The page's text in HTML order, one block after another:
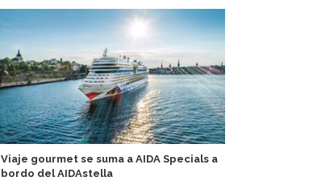
Viaje gourmet se suma a AIDA Specials a
bordo del AIDAstella